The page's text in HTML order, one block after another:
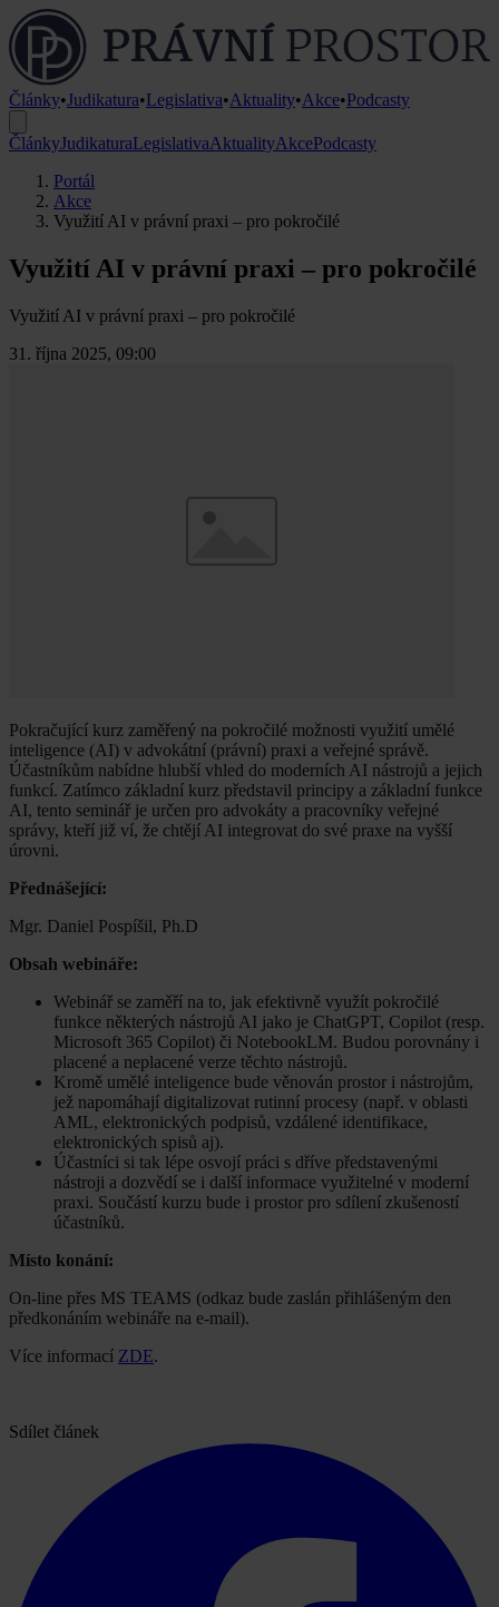
Články•Judikatura•Legislativa•Aktuality•Akce•Podcasty
ČlánkyJudikaturaLegislativaAktualityAkcePodcasty
Portál
Akce
Využití AI v právní praxi – pro pokročilé
Využití AI v právní praxi – pro pokročilé
Využití AI v právní praxi – pro pokročilé
31. října 2025, 09:00
Pokračující kurz zaměřený na pokročilé možnosti využití umělé
inteligence (AI) v advokátní (právní) praxi a veřejné správě.
Účastníkům nabídne hlubší vhled do moderních AI nástrojů a jejich
funkcí. Zatímco základní kurz představil principy a základní funkce
AI, tento seminář je určen pro advokáty a pracovníky veřejné
správy, kteří již ví, že chtějí AI integrovat do své praxe na vyšší
úrovni.
Přednášející:
Mgr. Daniel Pospíšil, Ph.D
Obsah webináře:
Webinář se zaměří na to, jak efektivně využít pokročilé
funkce některých nástrojů AI jako je ChatGPT, Copilot (resp.
Microsoft 365 Copilot) či NotebookLM. Budou porovnány i
placené a neplacené verze těchto nástrojů.
Kromě umělé inteligence bude věnován prostor i nástrojům,
jež napomáhají digitalizovat rutinní procesy (např. v oblasti
AML, elektronických podpisů, vzdálené identifikace,
elektronických spisů aj).
Účastníci si tak lépe osvojí práci s dříve představenými
nástroji a dozvědí se i další informace využitelné v moderní
praxi. Součástí kurzu bude i prostor pro sdílení zkušeností
účastníků.
Místo konání:
On-line přes MS TEAMS (odkaz bude zaslán přihlášeným den
předkonáním webináře na e-mail).
Více informací ZDE.
Sdílet článek